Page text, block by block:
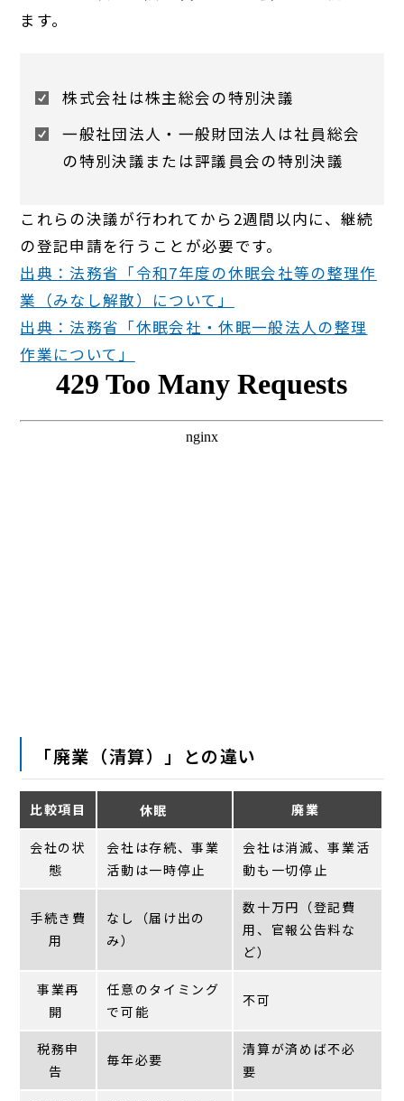
ます。
株式会社は株主総会の特別決議
一般社団法人・一般財団法人は社員総会
の特別決議または評議員会の特別決議
これらの決議が行われてから2週間以内に、継続
の登記申請を行うことが必要です。
出典：法務省「令和7年度の休眠会社等の整理作
業（みなし解散）について」
出典：法務省「休眠会社・休眠一般法人の整理
作業について」
「廃業（清算）」との違い
比較項目 休眠 廃業
会社の状
態
会社は存続、事業
活動は一時停止
会社は消滅、事業活
動も一切停止
手続き費
用
なし（届け出の
み）
数十万円（登記費
用、官報公告料な
ど）
事業再
開
任意のタイミング
で可能
不可
税務申
告
毎年必要
清算が済めば不必
要